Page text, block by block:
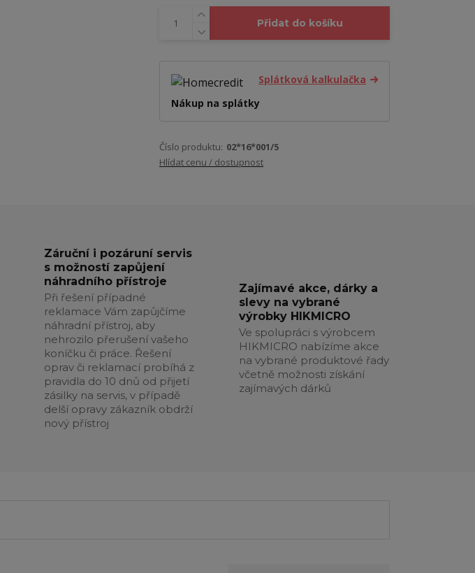
Přidat do košíku
Splátková kalkulačka
Nákup na splátky
Číslo produktu: 02*16*001/5
Hlídat cenu / dostupnost
Záruční i pozáruní servis
s možností zapůjení
náhradního přístroje
Při řešení případné
reklamace Vám zapůjčíme
náhradní přístroj, aby
nehrozilo přerušení vašeho
koníčku či práce. Řešení
oprav či reklamací probíhá z
pravidla do 10 dnů od přijetí
zásilky na servis, v případě
delší opravy zákazník obdrží
nový přístroj
Zajímavé akce, dárky a
slevy na vybrané
výrobky HIKMICRO
Ve spolupráci s výrobcem
HIKMICRO nabízíme akce
na vybrané produktové řady
včetně možnosti získání
zajímavých dárků